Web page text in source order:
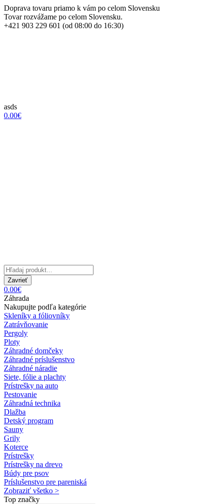
Doprava tovaru priamo k vám po celom Slovensku
Tovar rozvážame po celom Slovensku.
+421 903 229 601 (od 08:00 do 16:30)
asds
0.00€
Zavrieť
0.00€
Záhrada
Nakupujte podľa kategórie
Skleníky a fóliovníky
Zatrávňovanie
Pergoly
Ploty
Záhradné domčeky
Záhradné príslušenstvo
Záhradné náradie
Siete, fólie a plachty
Prístrešky na auto
Pestovanie
Záhradná technika
Dlažba
Detský program
Sauny
Grily
Koterce
Prístrešky
Prístrešky na drevo
Búdy pre psov
Príslušenstvo pre pareniská
Zobraziť všetko >
Top značky